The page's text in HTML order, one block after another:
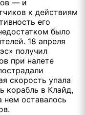
— и
к действиям
его
было
18 апреля
получил
при налете
скорость упала
корабль в Клайд,
нем оставалось